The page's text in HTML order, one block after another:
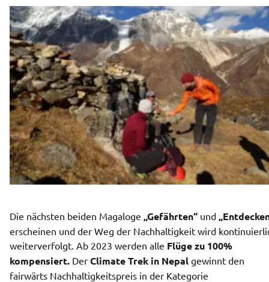
Die nächsten beiden Magaloge „Gefährten“ und
erscheinen und der Weg der Nachhaltigkeit wird
weiterverfolgt. Ab 2023 werden alle Flüge zu 100%
kompensiert. Der Climate Trek in Nepal gewinnt den
fairwärts Nachhaltigkeitspreis in der Kategorie